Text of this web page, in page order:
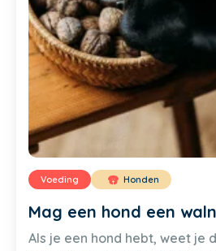
Voeding Honden
Mag een hond een
Als je een hond hebt, weet je